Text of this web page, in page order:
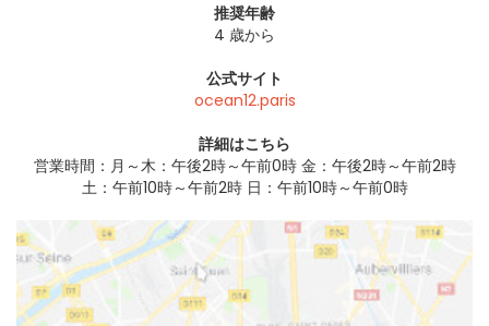
推奨年齢
4 歳から
公式サイト
ocean12.paris
詳細はこちら
営業時間：月～木：午後2時～午前0時 金：午後2時～午前2時
土：午前10時～午前2時 日：午前10時～午前0時